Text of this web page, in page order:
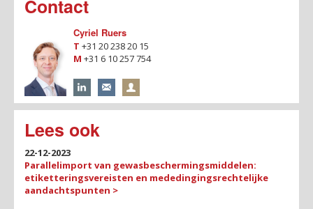
Contact
Cyriel Ruers
T +31 20 238 20 15
M +31 6 10 257 754
Lees ook
22-12-2023
Parallelimport van gewasbeschermingsmiddelen:
etiketteringsvereisten en mededingingsrechtelijke
aandachtspunten >